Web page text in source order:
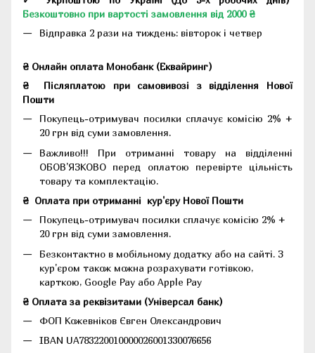
Безкоштовно при вартості замовлення від 2000 ₴
Відправка 2 рази на тиждень: вівторок і четвер
₴ Онлайн оплата Монобанк (Еквайринг)
₴
Післяплатою при самовивозі з відділення Нової
Пошти
Покупець-отримувач посилки сплачує комісію 2% +
20 грн від суми замовлення.
Важливо!!! При отриманні товару на відділенні
ОБОВ'ЯЗКОВО перед оплатою перевірте цільність
товару та комплектацію.
₴ Оплата при отриманні кур'єру Нової Пошти
Покупець-отримувач посилки сплачує комісію 2% +
20 грн від суми замовлення.
Безконтактно в мобільному додатку або на сайті. З
кур'єром також можна розрахувати готівкою,
карткою, Google Pay або Apple Pay
₴ Оплата за реквізитами (Універсал банк)
ФОП Кожевніков Євген Олександрович
IBAN UA783220010000026001330076656